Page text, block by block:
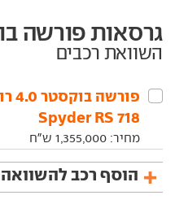
גרסאות פורשה
השוואת רכבים
718 Spyder RS
מחיר: 1,355,000 ש"ח
הוסף רכב להשוואה